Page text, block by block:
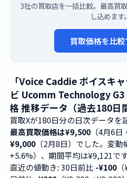
3社の買取店を一括比較。最高買
し込めます。
買取価格を比
「Voice Caddie ボイスキ
ビ Ucomm Technology
格 推移データ（過去180日
買取Xが180日分の日次データを
最高買取価格は¥9,500 （4月6
¥9,000 （2月8日）でした。変
+5.6%）、期間平均は¥9,121です
直近の値動き: 30日前比 -¥100